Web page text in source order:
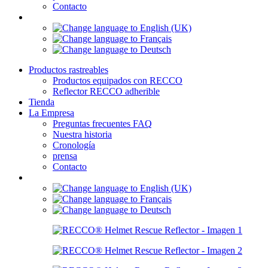
Contacto
Productos rastreables
Productos equipados con RECCO
Reflector RECCO adherible
Tienda
La Empresa
Preguntas frecuentes FAQ
Nuestra historia
Cronología
prensa
Contacto